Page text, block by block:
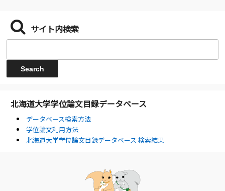
サイト内検索
北海道大学学位論文目録データベース
データベース検索方法
学位論文利用方法
北海道大学学位論文目録データベース 検索結果